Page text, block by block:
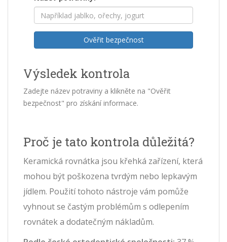
Ověřit bezpečnost
Výsledek kontrola
Zadejte název potraviny a klikněte na "Ověřit
bezpečnost" pro získání informace.
Proč je tato kontrola důležitá?
Keramická rovnátka jsou křehká zařízení, která
mohou být poškozena tvrdým nebo lepkavým
jídlem. Použití tohoto nástroje vám pomůže
vyhnout se častým problémům s odlepením
rovnátek a dodatečným nákladům.